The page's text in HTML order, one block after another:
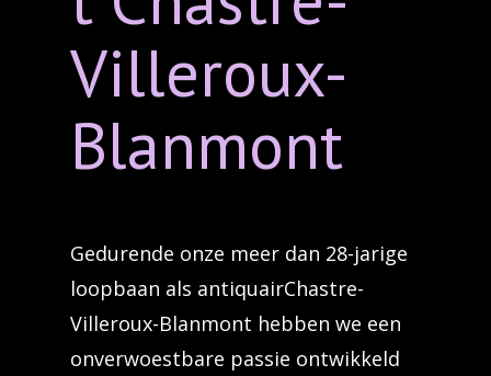
Villeroux-
Blanmont
Gedurende onze meer dan 28-jarige
loopbaan als antiquairChastre-
Villeroux-Blanmont hebben we een
onverwoestbare passie ontwikkeld